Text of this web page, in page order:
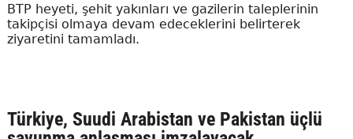
BTP heyeti, şehit yakınları ve gazilerin taleplerinin
takipçisi olmaya devam edeceklerini belirterek
ziyaretini tamamladı.
Türkiye, Suudi Arabistan ve Pakistan üçlü